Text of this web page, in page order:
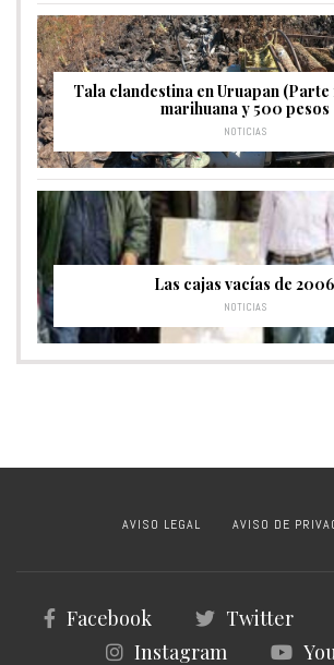
Tala clandestina en Uruapan (Parte
marihuana y 500 pesos
NOTICIAS
Las cajas vacías de 2006
NOTICIAS
AVISO LEGAL AVISO DE
Facebook Twitter
Instagram